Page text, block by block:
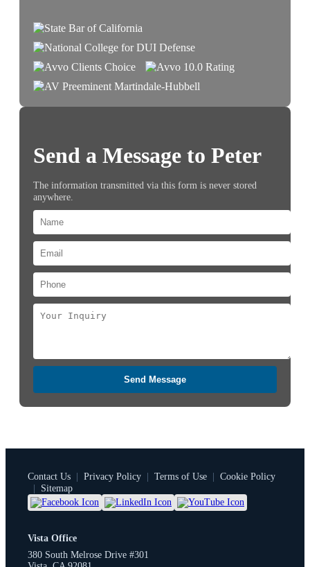
Send a Message to Peter
The information transmitted via this form is never stored
anywhere.
Send Message
Contact Us | Privacy Policy | Terms of Use | Cookie Policy
|
Sitemap
Vista Office
380 South Melrose Drive #301